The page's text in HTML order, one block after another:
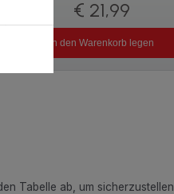
€ 21,99
In den Warenkorb legen
Tabelle ab, um sicherzustellen,